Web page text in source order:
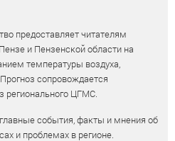
предоставляет читателям
и Пензенской области на
температуры воздуха,
сопровождается
регионального ЦГМС.
события, факты и мнения об
и проблемах в регионе.